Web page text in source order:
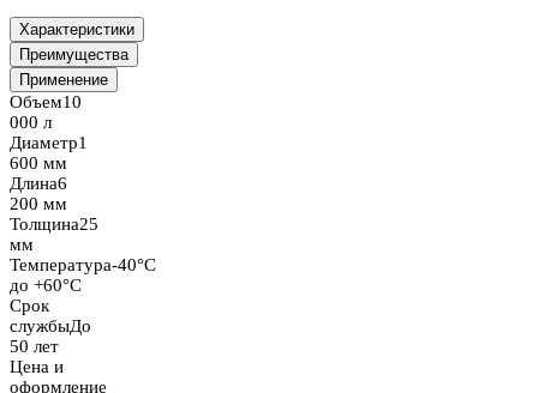
Характеристики
Преимущества
Применение
Объем10
000 л
Диаметр1
600 мм
Длина6
200 мм
Толщина25
мм
Температура-40°C
до +60°C
Срок
службыДо
50 лет
Цена и
оформление